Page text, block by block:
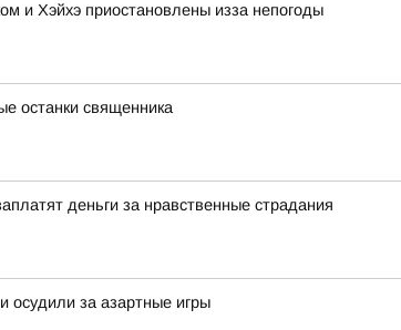
и Хэйхэ приостановлены изза непогоды
останки священника
деньги за нравственные страдания
осудили за азартные игры